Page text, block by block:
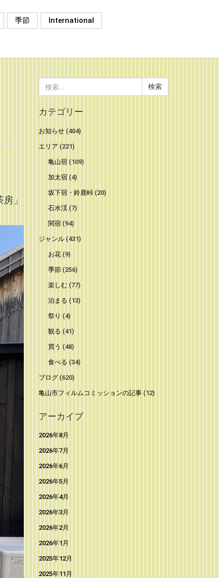
季節
International
」
索:
カテゴリー
お知らせ(404)
エリア (221)
亀山宿 (109)
加太宿 (4)
坂下宿・鈴鹿峠 (20)
石水渓 (7)
関宿 (94)
ジャンル(431)
お花 (9)
季節 (256)
楽しむ (77)
泊まる (13)
祭り (4)
観る (41)
買う (48)
食べる (34)
ブログ(620)
亀山市フィルムコミッションの記事(12)
アーカイブ
2026年8月
2026年7月
2026年6月
2026年5月
2026年4月
2026年3月
2026年2月
2026年1月
2025年12月
2025年11月